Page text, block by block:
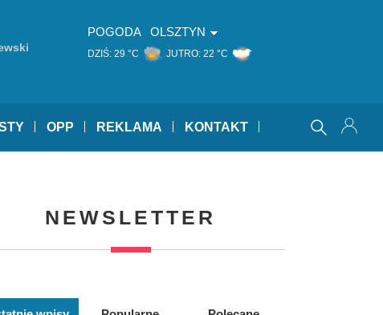
POGODA OLSZTYN
DZIŚ: 29 °C JUTRO: 22 °C
OPP REKLAMA KONTAKT
NEWSLETTER